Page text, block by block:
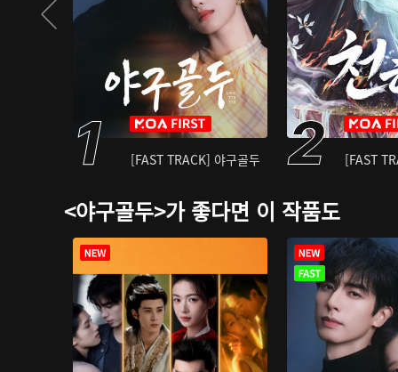
[FAST TRACK] 야구골두 [FAST
<야구골두>가 좋다면 이 작품도